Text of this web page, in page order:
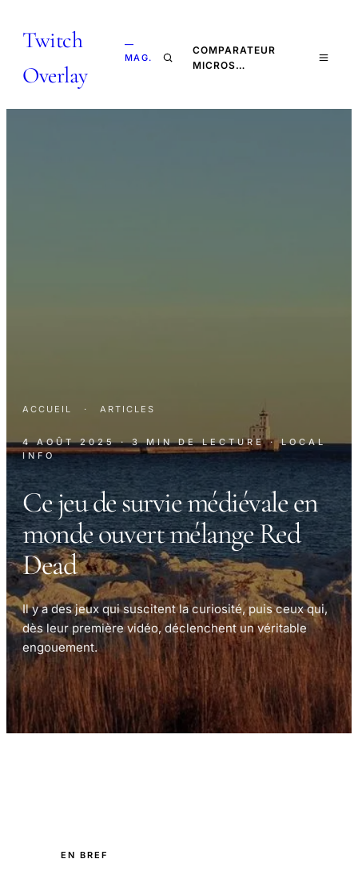
Twitch
Overlay
—
MAG.
COMPARATEUR
MICROS…
ACCUEIL · ARTICLES
4 AOÛT 2025 · 3 MIN DE LECTURE · LOCAL
INFO
Ce jeu de survie médiévale en
monde ouvert mélange Red
Dead
Il y a des jeux qui suscitent la curiosité, puis ceux qui,
dès leur première vidéo, déclenchent un véritable
engouement.
EN BREF